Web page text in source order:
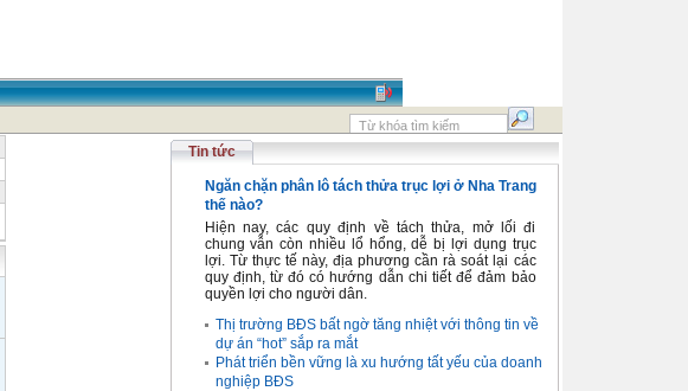
Tin tức
Ngăn chặn phân lô tách thửa trục lợi ở Nha Trang
thế nào?
Hiện nay, các quy định về tách thửa, mở lối đi
chung vẫn còn nhiều lổ hổng, dễ bị lợi dụng trục
lợi. Từ thực tế này, địa phương cần rà soát lại các
quy định, từ đó có hướng dẫn chi tiết để đảm bảo
quyền lợi cho người dân.
Thị trường BĐS bất ngờ tăng nhiệt với thông tin về
dự án “hot” sắp ra mắt
Phát triển bền vững là xu hướng tất yếu của doanh
nghiệp BĐS